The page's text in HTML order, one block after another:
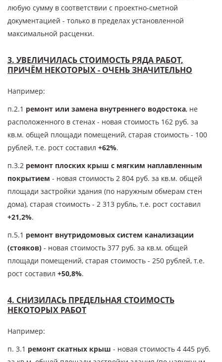
любую сумму в соответствии с проектно-сметной
документацией - только в пределах установленной
максимальной расценки.
3. УВЕЛИЧИЛАСЬ СТОИМОСТЬ РЯДА РАБОТ,
ПРИЧЁМ НЕКОТОРЫХ - ОЧЕНЬ ЗНАЧИТЕЛЬНО
Например:
п.2.1 ремонт или замена внутреннего водостока, не
расположенного в стенах - новая стоимость 162 руб. за
кв.м. общей площади помещений, старая стоимость - 100
рублей, т.е. рост составил +62%.
п.3.2 ремонт плоских крыш с мягким наплавленным
покрытием - новая стоимость 2 804 руб. за кв.м. общей
площади застройки здания (по наружным обмерам стен
дома), старая стоимость - 2 313 рубль, т.е. рост составил
+21,2%.
п.5.1 ремонт внутридомовых систем канализации
(стояков) - новая стоимость 377 руб. за кв.м. общей
площади помещений, старая стоимость - 250 рублей, т.е.
рост составил +50,8%.
4. СНИЗИЛАСЬ ПРЕДЕЛЬНАЯ СТОИМОСТЬ
НЕКОТОРЫХ РАБОТ
Например:
п. 3.1 ремонт скатных крыш - новая стоимость 4 445 руб.